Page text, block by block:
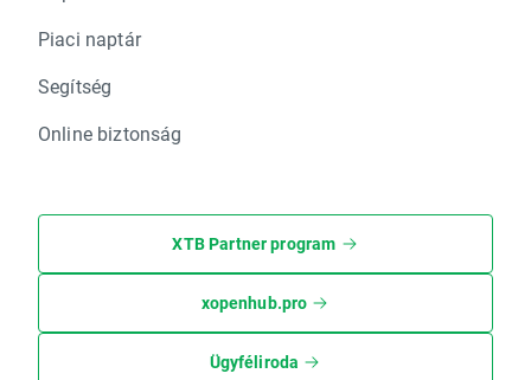
Piaci naptár
Segítség
Online biztonság
XTB Partner program
xopenhub.pro
Ügyféliroda